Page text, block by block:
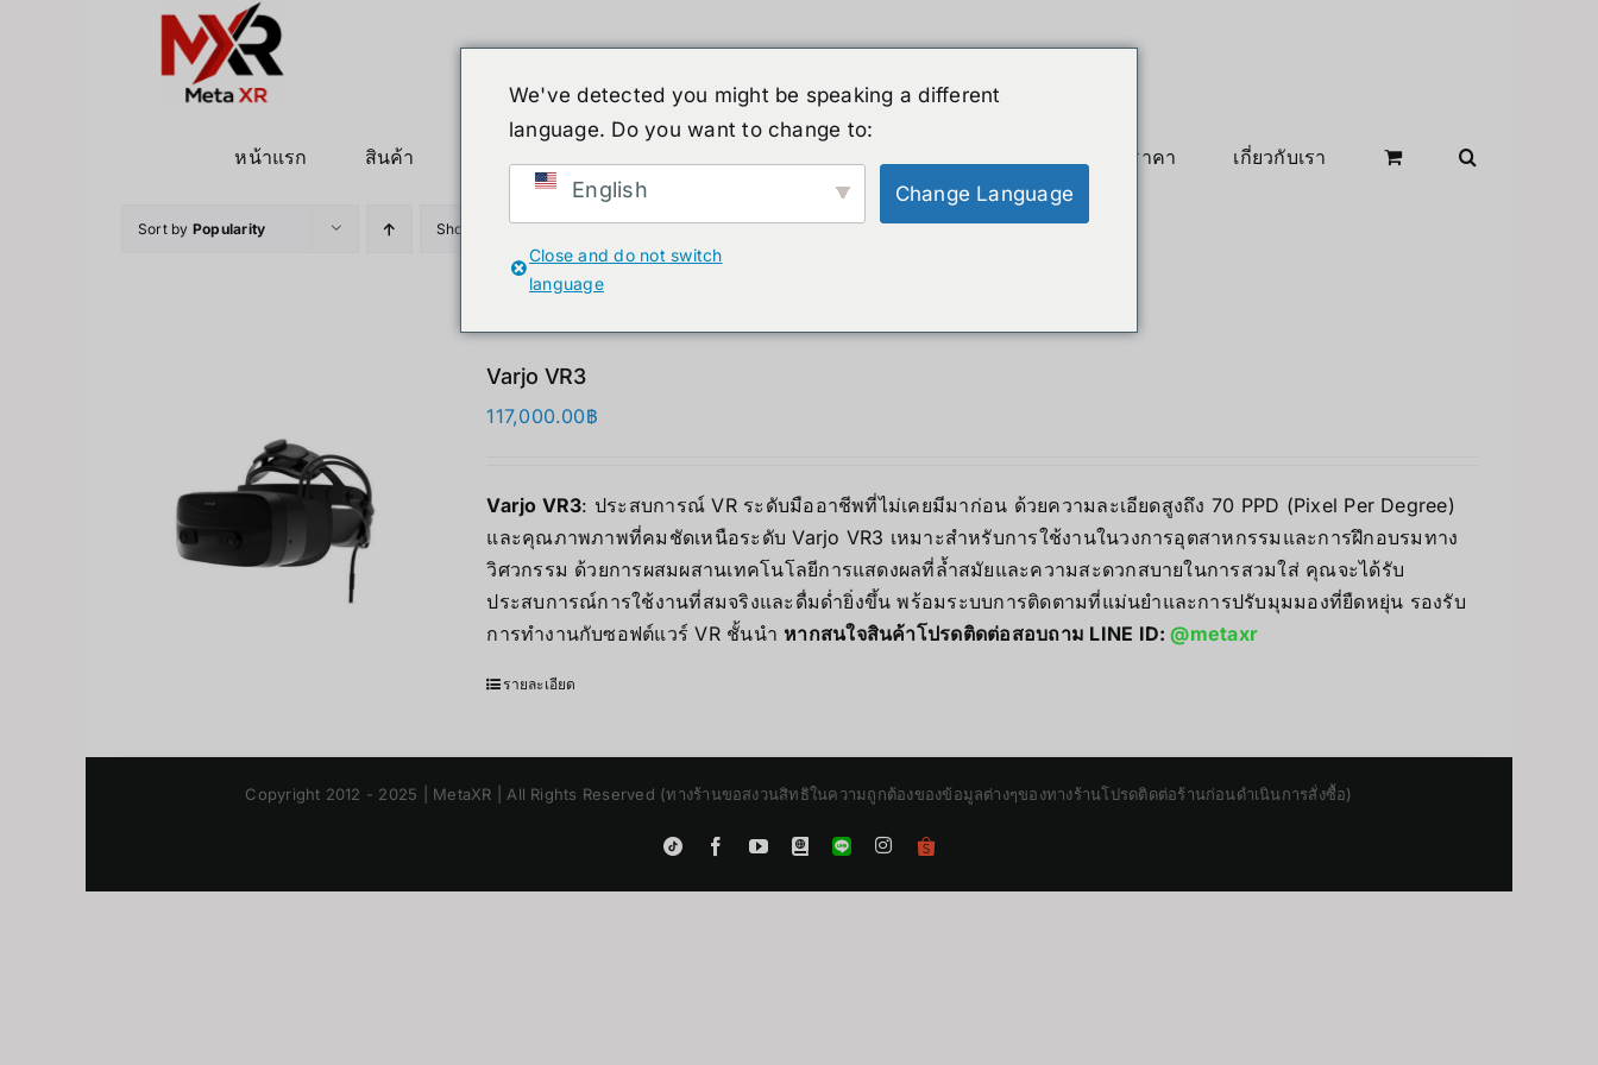
หน้าแรก
สินค้า สินค้าลดราคา เกี่ยวกับเรา
Sort by Popularity Show 36 Products
Varjo VR3
117,000.00฿
Varjo VR3: ประสบการณ์ VR ระดับมืออาชีพที่ไม่เคยมีมาก่อน ด้วยความละเอียดสูงถึง 70 PPD (Pixel Per Degree)
และคุณภาพภาพที่คมชัดเหนือระดับ Varjo VR3 เหมาะสำหรับการใช้งานในวงการอุตสาหกรรมและการฝึกอบรมทาง
วิศวกรรม ด้วยการผสมผสานเทคโนโลยีการแสดงผลที่ล้ำสมัยและความสะดวกสบายในการสวมใส่ คุณจะได้รับ
ประสบการณ์การใช้งานที่สมจริงและดื่มด่ำยิ่งขึ้น พร้อมระบบการติดตามที่แม่นยำและการปรับมุมมองที่ยืดหยุ่น รองรับ
การทำงานกับซอฟต์แวร์ VR ชั้นนำ หากสนใจสินค้าโปรดติดต่อสอบถาม LINE ID:@metaxr
รายละเอียด
Copyright 2012 - 2025 | MetaXR | All Rights Reserved (ทางร้านขอสงวนสิทธิในความถูกต้องของข้อมูลต่างๆของทางร้านโปรดติดต่อร้านก่อนดำเนินการสั่งซื้อ)
Tiktok FacebookYouTubeBlogger
LINE
Instagram
Shopee
We've detected you might be speaking a different
language. Do you want to change to:
English Change Language
Close and do not switch
language